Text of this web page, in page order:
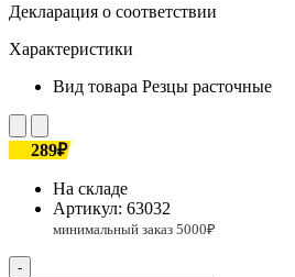
Декларация о соответствии
Характеристики
Вид товара Резцы расточные
289₽
На складе
Артикул: 63032
-